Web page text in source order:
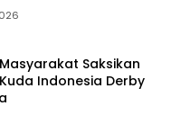
Saksikan
Indonesia Derby